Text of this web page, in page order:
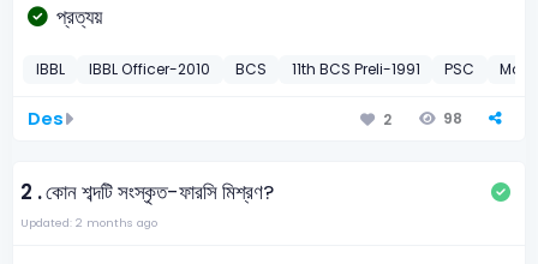
প্রত্যয়
IBBL IBBL Officer-2010 BCS 11th BCS Preli-1991 PSC
Des 2 98
2 .কোন শব্দটি সংস্কৃত-ফারসি মিশ্রণ?
Updated: 2 months ago